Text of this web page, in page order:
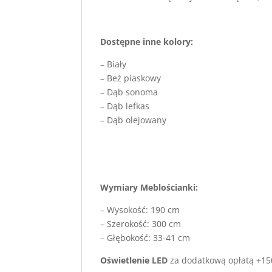
Dostępne inne kolory:
– Biały
– Beż piaskowy
– Dąb sonoma
– Dąb lefkas
– Dąb olejowany
Wymiary Meblościanki:
– Wysokość: 190 cm
– Szerokość: 300 cm
– Głębokość: 33-41 cm
Oświetlenie LEDza dodatkową opłatą